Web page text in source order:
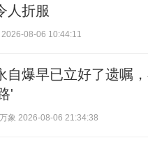
人折服
2026-08-06 10:44:11
自爆早已立好了遗嘱
'
象 2026-08-06 21:34:38